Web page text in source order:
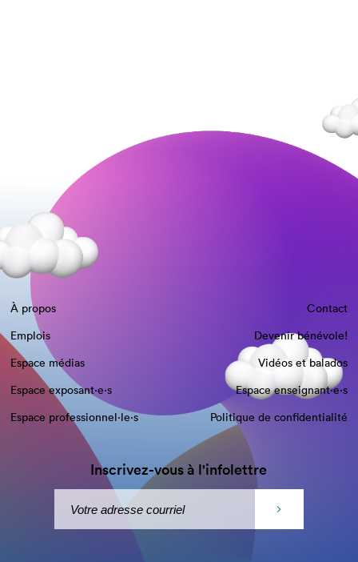
À propos
Contact
Emplois
Devenir bénévole!
Espace médias
Vidéos et balados
Espace exposant·e⋅s
Espace enseignant·e⋅s
Espace professionnel·le⋅s
Politique de confidentialité
Inscrivez-vous à l'infolettre